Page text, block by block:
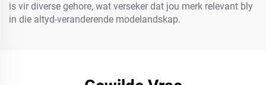
is vir diverse gehore, wat verseker dat jou merk relevant bly
in die altyd-veranderende modelandskap.